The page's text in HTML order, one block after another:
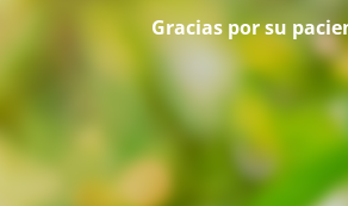
Gracias por su